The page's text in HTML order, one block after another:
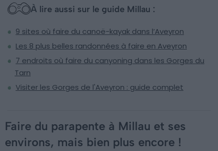
À lire aussi sur le guide Millau :
9 sites où faire du canoë-kayak dans l’Aveyron
Les 8 plus belles randonnées à faire en Aveyron
7 endroits où faire du canyoning dans les Gorges du
Tarn
Visiter les Gorges de l'Aveyron : guide complet
Faire du parapente à Millau et ses
environs, mais bien plus encore !